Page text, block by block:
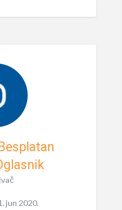
jun 2020.